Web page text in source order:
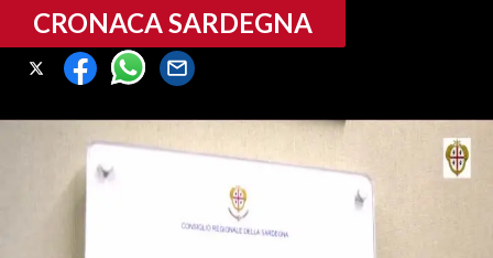
CRONACA SARDEGNA
CAGLIARI
MEDIO CAMPIDANO
CRONACA SARDEGNA